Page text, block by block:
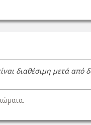
διαθέσιμη μετά από